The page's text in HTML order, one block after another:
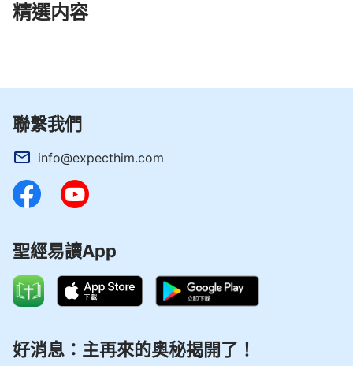
精選内容
聯繫我們
info@expecthim.com
聖經易讀App
好消息：主再來的奥秘揭開了！